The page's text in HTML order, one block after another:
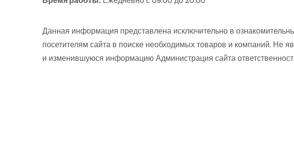
Данная информация представлена исключительно в
посетителям сайта в поиске необходимых товаров и компаний. Не
и изменившуюся информацию Администрация сайта